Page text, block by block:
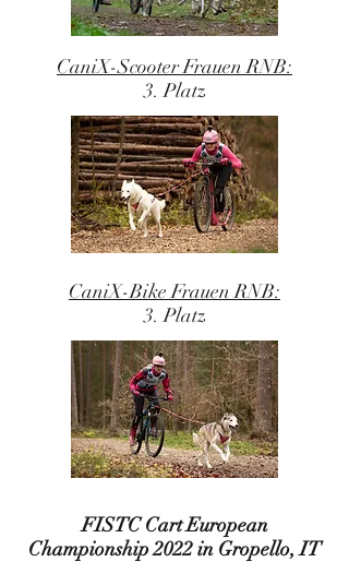
CaniX-Scooter Frauen RNB:
3. Platz
CaniX-Bike Frauen RNB:
3. Platz
FISTC Cart European
Championship 2022 in Gropello, IT